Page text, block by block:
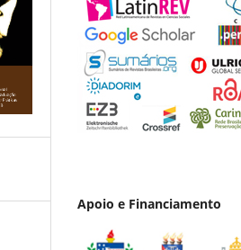
Apoio e Financiamento